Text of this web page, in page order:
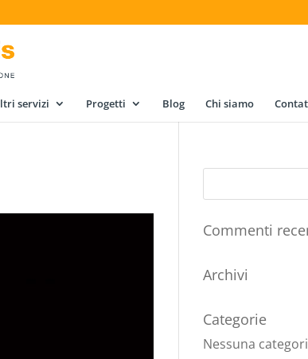
servizi Progetti Blog Chi siamo
Commenti
Archivi
Categorie
Nessuna